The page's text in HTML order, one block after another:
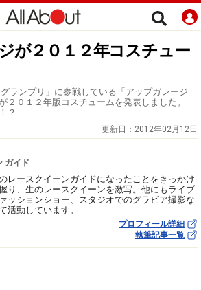
が２０１２年コスチュー
ランプリ」に参戦している「アップガレージ
２０１２年版コスチュームを発表しました。
？
更新日： 2012年02月12日
ガイド
レースクイーンガイドになったことをきっかけ
り、生のレースクイーンを激写。他にもライブ
ッションショー、スタジオでのグラビア撮影な
活動しています。
プロフィール詳細
執筆記事一覧